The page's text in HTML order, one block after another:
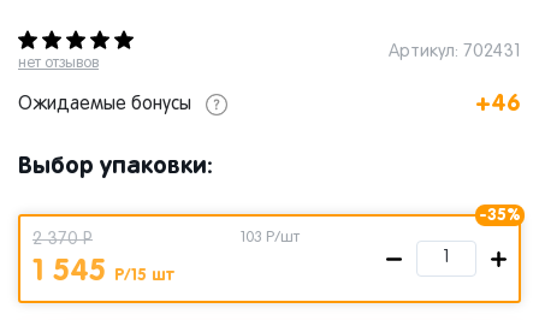
нет отзывов
Артикул: 702431
Ожидаемые бонусы +46
Выбор упаковки:
-35%
2 370 Р
1 545 Р/15 шт
103 Р/шт